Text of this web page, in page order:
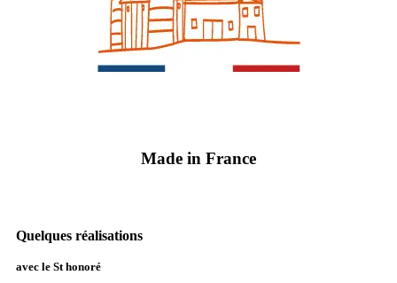
Made in France
Quelques réalisations
avec le St honoré